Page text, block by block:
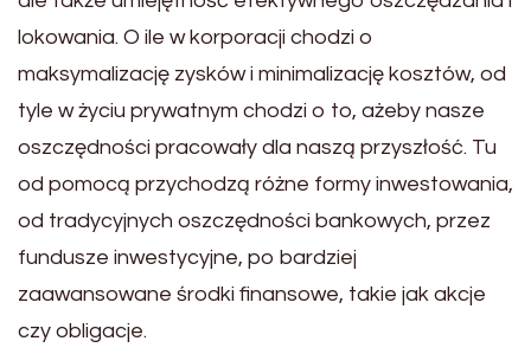
lokowania. O ile w korporacji chodzi o
maksymalizację zysków i minimalizację kosztów, od
tyle w życiu prywatnym chodzi o to, ażeby nasze
oszczędności pracowały dla naszą przyszłość. Tu
od pomocą przychodzą różne formy inwestowania,
od tradycyjnych oszczędności bankowych, przez
fundusze inwestycyjne, po bardziej
zaawansowane środki finansowe, takie jak akcje
czy obligacje.